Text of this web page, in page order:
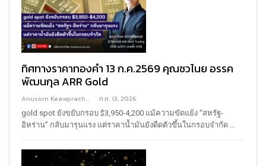
ทิศทางราคาทองคำ 13 ก.ค.2569 คุณชวไนย อรรค
พัฒนกุล ARR Gold
Anusorn Keawprachant ก.ค. 13, 2026
gold spot ยังขยับกรอบ $3,950-4,200 แม้ความขัดแย้ง “สหรัฐ-
อิหร่าน” กลับมารุนแรง แต่ราคาน้ำมันยังดีดตัวขึ้นในกรอบจำกัด …